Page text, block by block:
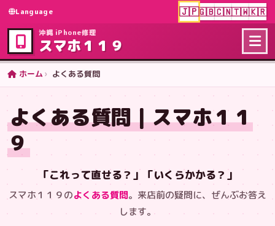
Language 🇯🇵🇬🇧🇨🇳🇹🇼🇰🇷
沖縄 iPhone修理
スマホ１１９
ホーム よくある質問
よくある質問｜スマホ１１
９
「これって直せる？」「いくらかかる？」
スマホ１１９のよくある質問。来店前の疑問に、ぜんぶお答え
します。